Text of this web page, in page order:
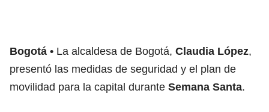
Bogotá La alcaldesa de Bogotá, Claudia López,
presentó las medidas de seguridad y el plan de
movilidad para la capital durante Semana Santa.